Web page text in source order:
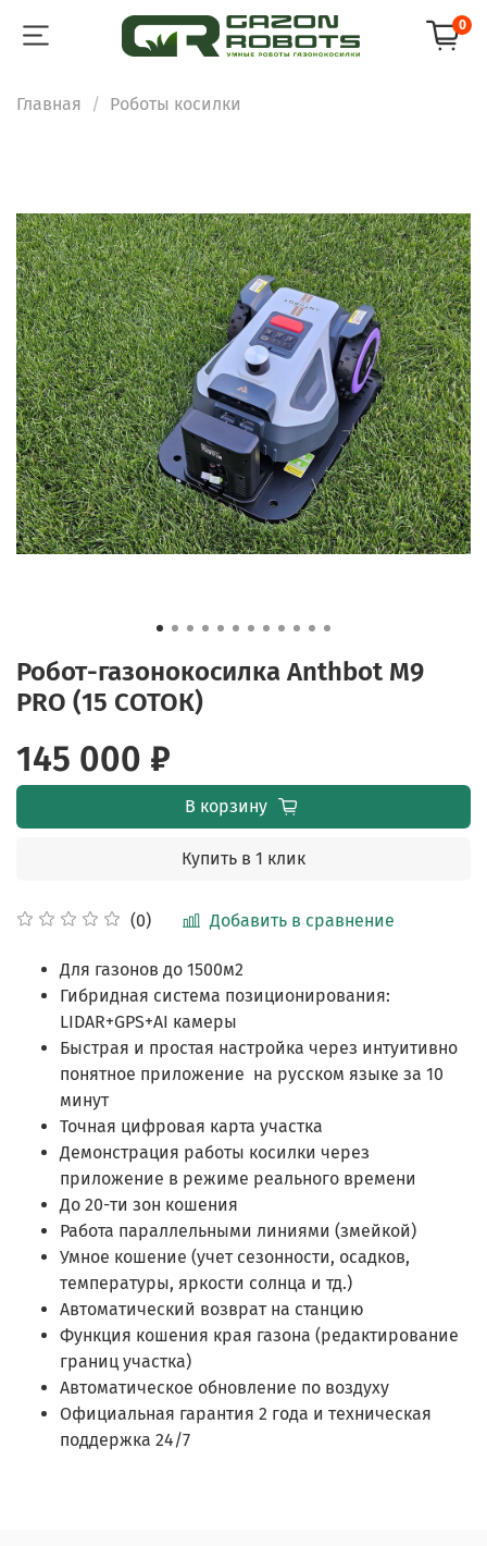
0
Главная Роботы косилки
Робот-газонокосилка Anthbot M9
PRO (15 СОТОК)
(0) Добавить в сравнение
145 000 ₽
В корзину
Купить в 1 клик
Для газонов до 1500м2
Гибридная система позиционирования:
LIDAR+GPS+AI камеры
Быстрая и простая настройка через интуитивно
понятное приложение на русском языке за 10
минут
Точная цифровая карта участка
Демонстрация работы косилки через
приложение в режиме реального времени
До 20-ти зон кошения
Работа параллельными линиями (змейкой)
Умное кошение (учет сезонности, осадков,
температуры, яркости солнца и тд.)
Автоматический возврат на станцию
Функция кошения края газона (редактирование
границ участка)
Автоматическое обновление по воздуху
Официальная гарантия 2 года и техническая
поддержка 24/7